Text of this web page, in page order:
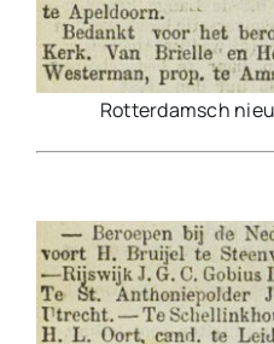
Rotterdamsch